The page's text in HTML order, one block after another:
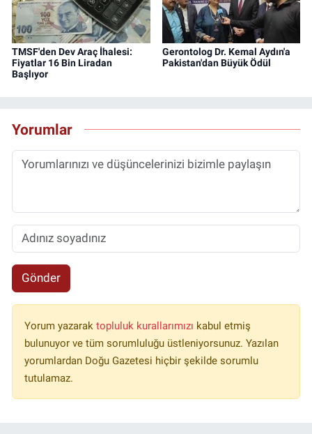
TMSF'den Dev Araç İhalesi:
Fiyatlar 16 Bin Liradan
Başlıyor
Gerontolog Dr. Kemal Aydın'a
Pakistan'dan Büyük Ödül
Yorumlar
Gönder
Yorum yazarak topluluk kurallarımızı kabul etmiş
bulunuyor ve tüm sorumluluğu üstleniyorsunuz. Yazılan
yorumlardan Doğu Gazetesi hiçbir şekilde sorumlu
tutulamaz.